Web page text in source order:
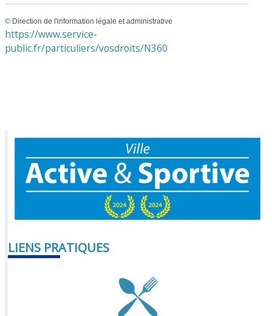
© Direction de l'information légale et administrative
https://www.service-
public.fr/particuliers/vosdroits/N360
LIENS PRATIQUES